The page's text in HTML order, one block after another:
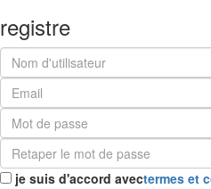
registre
je suis d'accord avectermes et